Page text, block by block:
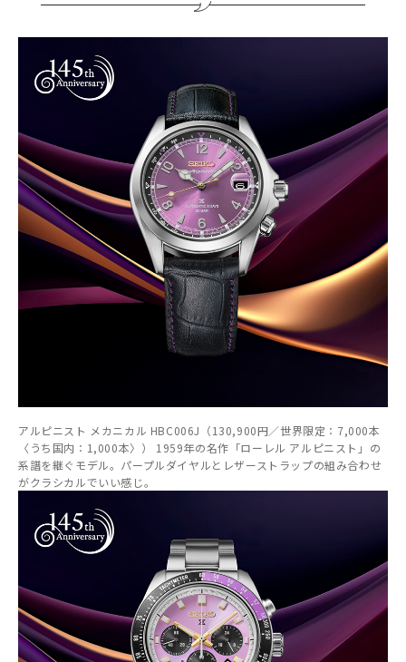
アルピニスト メカニカル HBC006J（130,900円／世界限定：7,000本
〈うち国内：1,000本〉） 1959年の名作「ローレル アルピニスト」の
系譜を継ぐモデル。パープルダイヤルとレザーストラップの組み合わせ
がクラシカルでいい感じ。